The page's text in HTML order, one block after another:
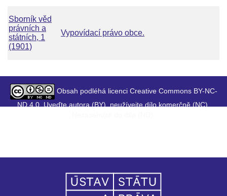
Sborník věd
právních a
státních, 1
(1901)
Vypovídací právo obce.
Obsah podléhá licenci Creative Commons BY-NC-
ND 4.0. Uveďte autora (BY), neužívejte dílo komerčně (NC),